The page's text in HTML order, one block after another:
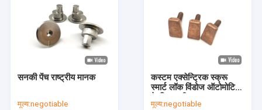
सनकी पेंच राष्ट्रीय मानक
मूल्य:negotiable
कस्टम एक्सेन्ट्रिक स्क्रू
स्मार्ट लॉक विंडोज ऑटोमोटिव
मूल्य:negotiable